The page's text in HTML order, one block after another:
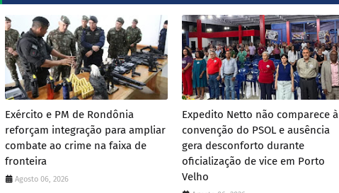
Exército e PM de Rondônia
reforçam integração para ampliar
combate ao crime na faixa de
fronteira
Agosto 06, 2026
Expedito Netto não comparece à
convenção do PSOL e ausência
gera desconforto durante
oficialização de vice em Porto
Velho